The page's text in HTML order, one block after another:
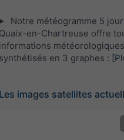
Notre météogramme 5
Quaix-en-Chartreuse offre
informations météorologiques
synthétisés en 3 graphes :
Les images satellites